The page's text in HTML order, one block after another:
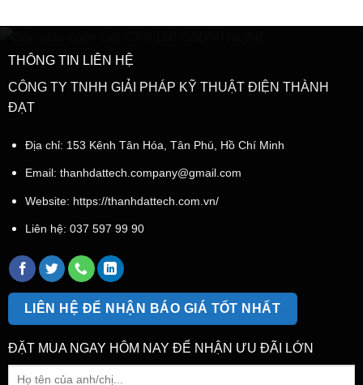
THÔNG TIN LIÊN HỆ
CÔNG TY TNHH GIẢI PHÁP KỸ THUẬT ĐIỆN THÀNH
ĐẠT
Địa chỉ: 153 Kênh Tân Hóa, Tân Phú, Hồ Chí Minh
Email: thanhdattech.company@gmail.com
Website: https://thanhdattech.com.vn/
Liên hệ: 037 597 99 90
LIÊN HỆ ĐỂ NHẬN BÁO GIÁ TỐT NHẤT
ĐẶT MUA NGAY HÔM NAY ĐỂ NHẬN ƯU ĐÃI LỚN